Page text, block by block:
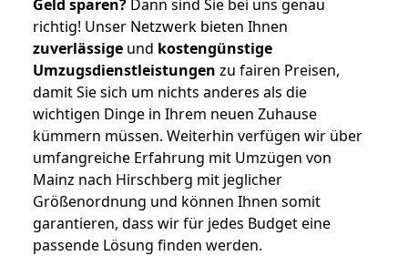
Geld sparen? Dann sind Sie bei uns genau
richtig! Unser Netzwerk bieten Ihnen
zuverlässige und kostengünstige
Umzugsdienstleistungen zu fairen Preisen,
damit Sie sich um nichts anderes als die
wichtigen Dinge in Ihrem neuen Zuhause
kümmern müssen. Weiterhin verfügen wir über
umfangreiche Erfahrung mit Umzügen von
Mainz nach Hirschberg mit jeglicher
Größenordnung und können Ihnen somit
garantieren, dass wir für jedes Budget eine
passende Lösung finden werden.